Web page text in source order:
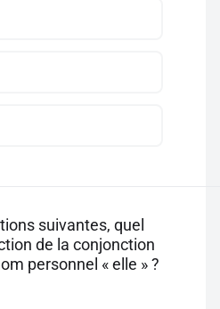
suivantes, quel
de la conjonction
personnel « elle » ?